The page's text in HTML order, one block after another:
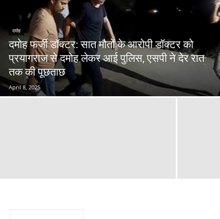
दमोह
दमोह फर्जी डॉक्टर: सात मौतों के आरोपी डॉक्टर को
प्रयागराज से दमोह लेकर आई पुलिस, एसपी ने देर रात
तक की पूछताछ
April 8, 2025